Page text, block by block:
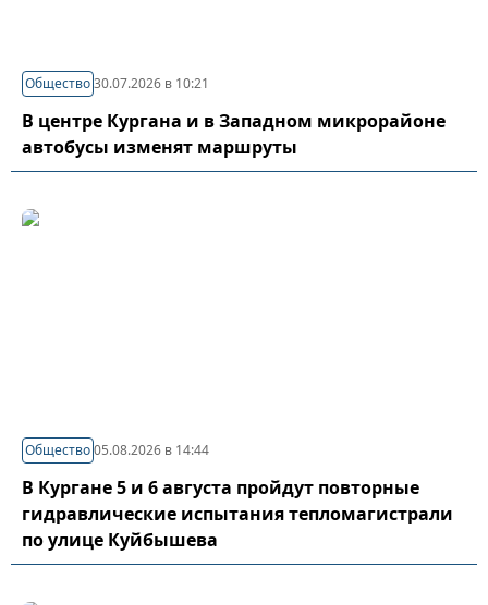
Общество30.07.2026 в 10:21
В центре Кургана и в Западном микрорайоне
автобусы изменят маршруты
Общество05.08.2026 в 14:44
В Кургане 5 и 6 августа пройдут повторные
гидравлические испытания тепломагистрали
по улице Куйбышева